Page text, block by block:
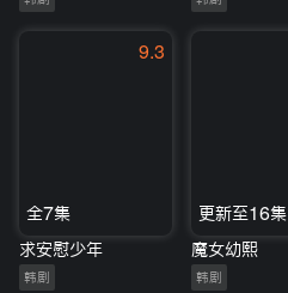
9.3
全7集
求安慰少年
韩剧
更新至16集
魔女幼熙
韩剧